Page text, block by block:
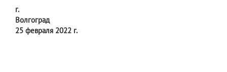
г.
Волгоград
25 февраля 2022 г.